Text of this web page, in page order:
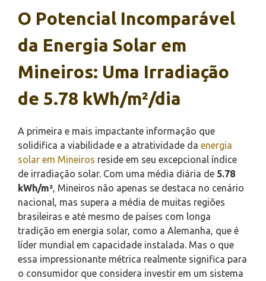
O Potencial Incomparável
da Energia Solar em
Mineiros: Uma Irradiação
de 5.78 kWh/m²/dia
A primeira e mais impactante informação que
solidifica a viabilidade e a atratividade da energia
solar em Mineiros reside em seu excepcional índice
de irradiação solar. Com uma média diária de 5.78
kWh/m² , Mineiros não apenas se destaca no cenário
nacional, mas supera a média de muitas regiões
brasileiras e até mesmo de países com longa
tradição em energia solar, como a Alemanha, que é
líder mundial em capacidade instalada. Mas o que
essa impressionante métrica realmente significa para
o consumidor que considera investir em um sistema